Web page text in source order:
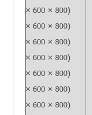
2(2200 × 600 × 800)
2(2200 × 600 × 800)
3(2200 × 600 × 800)
3(2200 × 600 × 800)
3(2200 × 600 × 800)
3(2200 × 600 × 800)
3(2200 × 600 × 800)